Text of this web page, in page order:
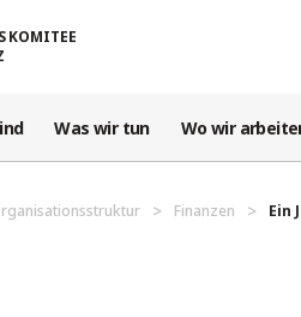
KOMITEE
Was wir tun Wo wir
Finanzen Ein